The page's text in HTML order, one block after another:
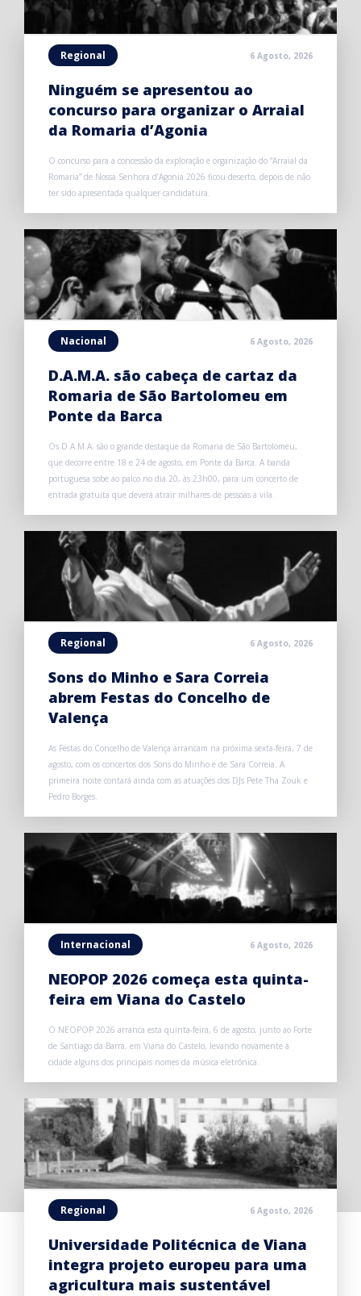
Regional 6 Agosto, 2026
Ninguém se apresentou ao
concurso para organizar o Arraial
da Romaria d’Agonia
O concurso para a concessão da exploração e organização do “Arraial da
Romaria” de Nossa Senhora d’Agonia 2026 ficou deserto, depois de não
ter sido apresentada qualquer candidatura.
Nacional 6 Agosto, 2026
D.A.M.A. são cabeça de cartaz da
Romaria de São Bartolomeu em
Ponte da Barca
Os D.A.M.A. são o grande destaque da Romaria de São Bartolomeu,
que decorre entre 18 e 24 de agosto, em Ponte da Barca. A banda
portuguesa sobe ao palco no dia 20, às 23h00, para um concerto de
entrada gratuita que deverá atrair milhares de pessoas à vila.
Regional 6 Agosto, 2026
Sons do Minho e Sara Correia
abrem Festas do Concelho de
Valença
As Festas do Concelho de Valença arrancam na próxima sexta-feira, 7 de
agosto, com os concertos dos Sons do Minho e de Sara Correia. A
primeira noite contará ainda com as atuações dos DJs Pete Tha Zouk e
Pedro Borges.
Internacional 6 Agosto, 2026
NEOPOP 2026 começa esta quinta-
feira em Viana do Castelo
O NEOPOP 2026 arranca esta quinta-feira, 6 de agosto, junto ao Forte
de Santiago da Barra, em Viana do Castelo, levando novamente à
cidade alguns dos principais nomes da música eletrónica.
Regional 6 Agosto, 2026
Universidade Politécnica de Viana
integra projeto europeu para uma
agricultura mais sustentável